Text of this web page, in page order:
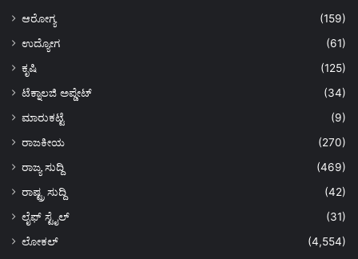
ಆರೋಗ್ಯ
(159)
ಉದ್ಯೋಗ
(61)
ಕೃಷಿ
(125)
ಟೆಕ್ನಾಲಜಿ ಅಪ್ಡೇಟ್
(34)
ಮಾರುಕಟ್ಟೆ
(9)
ರಾಜಕೀಯ
(270)
ರಾಜ್ಯ ಸುದ್ದಿ
(469)
ರಾಷ್ಟ್ರ ಸುದ್ದಿ
(42)
ಲೈಫ್ ಸ್ಟೈಲ್
(31)
ಲೋಕಲ್
(4,554)